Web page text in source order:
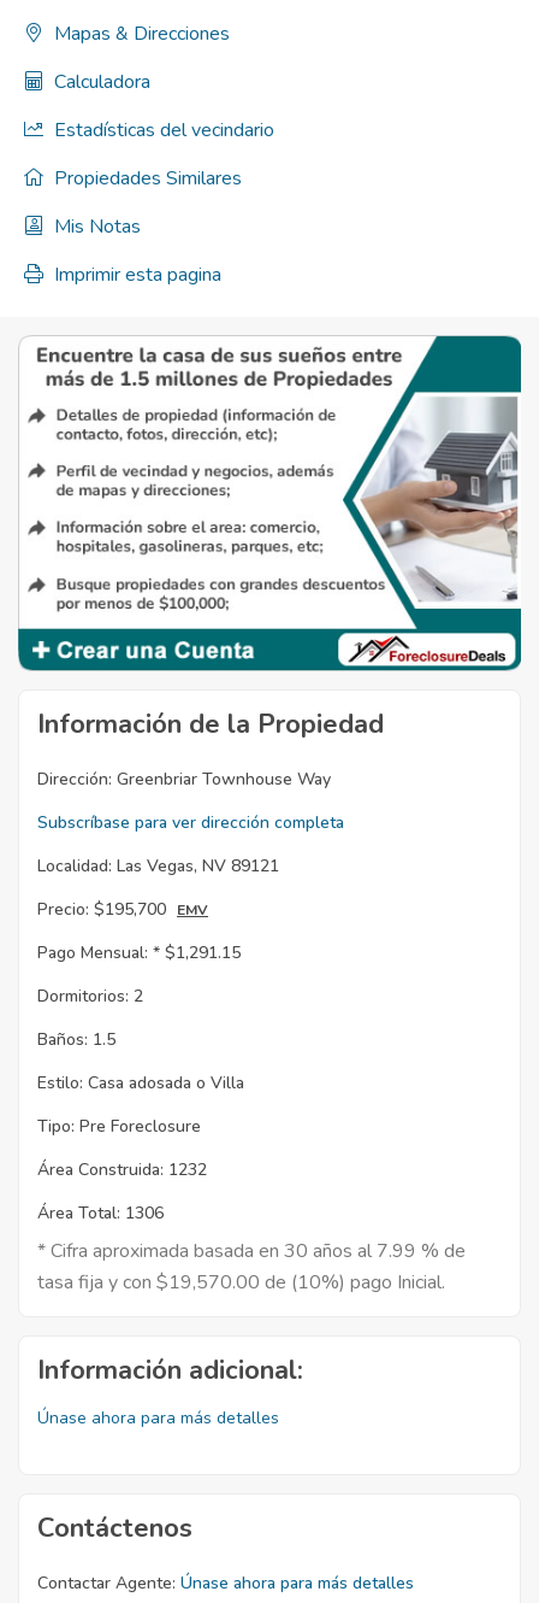
Mapas & Direcciones
Calculadora
Estadísticas del vecindario
Propiedades Similares
Mis Notas
Imprimir esta pagina
Información de la Propiedad
Dirección: Greenbriar Townhouse Way
Subscríbase para ver dirección completa
Localidad: Las Vegas, NV 89121
Precio: $195,700 EMV
Pago Mensual: * $1,291.15
Dormitorios: 2
Baños: 1.5
Estilo: Casa adosada o Villa
Tipo: Pre Foreclosure
Área Construida: 1232
Área Total: 1306
* Cifra aproximada basada en 30 años al 7.99 % de
tasa fija y con $19,570.00 de (10%) pago Inicial.
Información adicional:
Únase ahora para más detalles
Contáctenos
Contactar Agente: Únase ahora para más detalles